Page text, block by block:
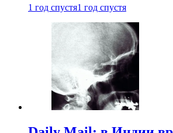
1 год спустя1 год спустя